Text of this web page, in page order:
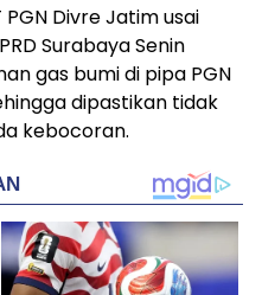
Divre Jatim usai
Surabaya Senin
gas bumi di pipa PGN
dipastikan tidak
kebocoran.